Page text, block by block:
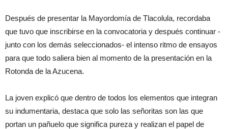
Después de presentar la Mayordomía de Tlacolula, recordaba
que tuvo que inscribirse en la convocatoria y después continuar -
junto con los demás seleccionados- el intenso ritmo de ensayos
para que todo saliera bien al momento de la presentación en la
Rotonda de la Azucena.
La joven explicó que dentro de todos los elementos que integran
su indumentaria, destaca que solo las señoritas son las que
portan un pañuelo que significa pureza y realizan el papel de